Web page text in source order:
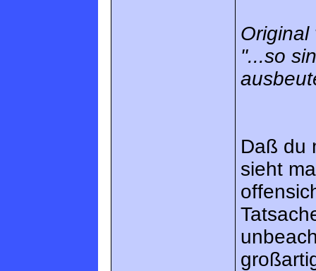
Original
"...so
Daß du
sieht